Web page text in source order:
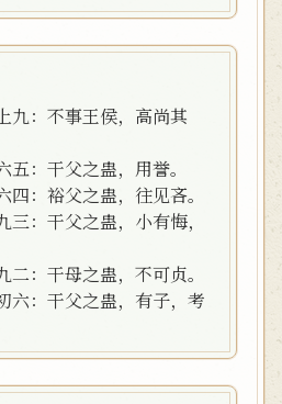
九：不事王侯，高尚其
：干父之蛊，用誉。
：裕父之蛊，往见吝。
：干父之蛊，小有悔，
：干母之蛊，不可贞。
六：干父之蛊，有子，考